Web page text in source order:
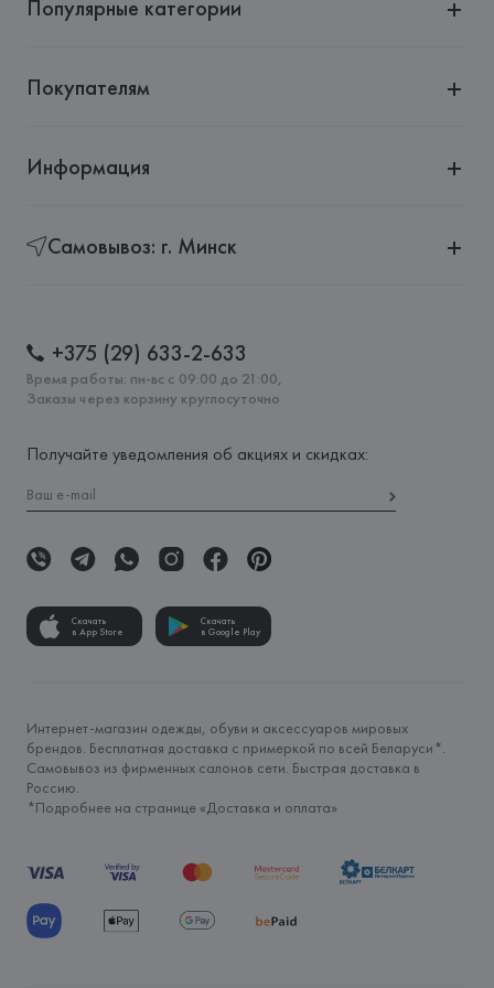
Популярные категории
Покупателям
Информация
Самовывоз: г. Минск
+375 (29) 633-2-633
Время работы: пн-вс с 09:00 до 21:00,
Заказы через корзину круглосуточно
Получайте уведомления об акциях и скидках:
Скачать
в App Store
Скачать
в Google Play
Интернет-магазин одежды, обуви и аксессуаров мировых
брендов. Бесплатная доставка с примеркой по всей Беларуси*.
Самовывоз из фирменных салонов сети. Быстрая доставка в
Россию.
*Подробнее на странице «Доставка и оплата»